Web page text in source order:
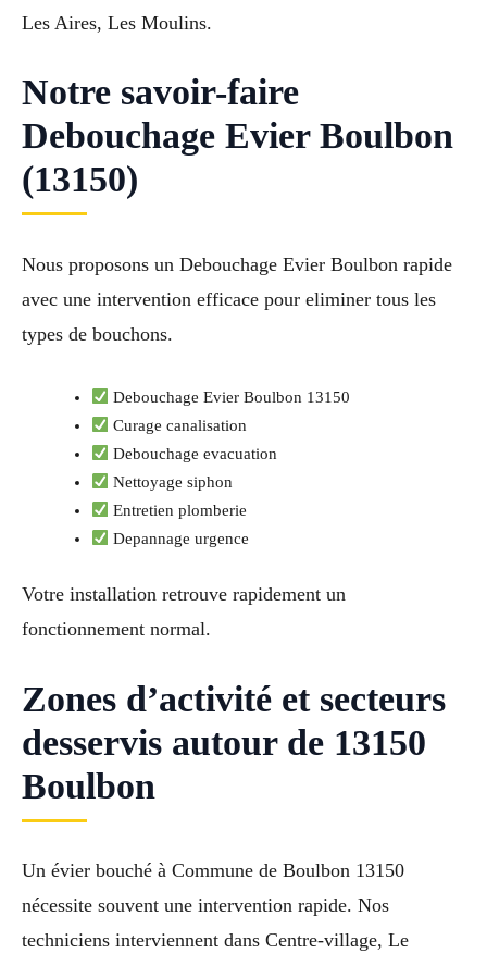
Les Aires, Les Moulins.
Notre savoir-faire
Debouchage Evier Boulbon
(13150)
Nous proposons un Debouchage Evier Boulbon rapide
avec une intervention efficace pour eliminer tous les
types de bouchons.
Debouchage Evier Boulbon 13150
Curage canalisation
Debouchage evacuation
Nettoyage siphon
Entretien plomberie
Depannage urgence
Votre installation retrouve rapidement un
fonctionnement normal.
Zones d’activité et secteurs
desservis autour de 13150
Boulbon
Un évier bouché à Commune de Boulbon 13150
nécessite souvent une intervention rapide. Nos
techniciens interviennent dans Centre-village, Le